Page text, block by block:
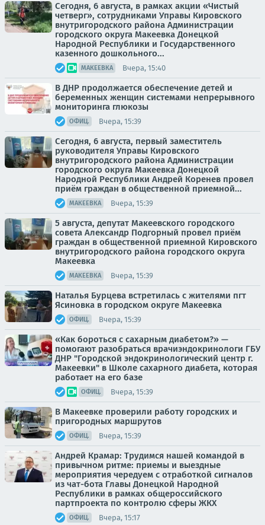
Сегодня, 6 августа, в рамках акции «Чистый
четверг», сотрудниками Управы Кировского
внутригородского района Администрации
городского округа Макеевка Донецкой
Народной Республики и Государственного
казенного дошкольного...
МАКЕЕВКА Вчера, 15:40
В ДНР продолжается обеспечение детей и
беременных женщин системами непрерывного
мониторинга глюкозы
ОФИЦ. Вчера, 15:39
Сегодня, 6 августа, первый заместитель
руководителя Управы Кировского
внутригородского района Администрации
городского округа Макеевка Донецкой
Народной Республики Андрей Коренев провел
приём граждан в общественной приемной...
МАКЕЕВКА Вчера, 15:39
5 августа, депутат Макеевского городского
совета Александр Подгорный провел приём
граждан в общественной приемной Кировского
внутригородского района городского округа
Макеевка
МАКЕЕВКА Вчера, 15:39
Наталья Бурцева встретилась с жителями пгт
Ясиновка в городском округе Макеевка
ОФИЦ. Вчера, 15:39
«Как бороться с сахарным диабетом?» —
помогают разобраться врачиэндокринологи ГБУ
ДНР "Городской эндокринологический центр г.
Макеевки" в Школе сахарного диабета, которая
работает на его базе
ОФИЦ. Вчера, 15:39
В Макеевке проверили работу городских и
пригородных маршрутов
ОФИЦ. Вчера, 15:39
Андрей Крамар: Трудимся нашей командой в
привычном ритме: приемы и выездные
мероприятия чередуем с отработкой сигналов
из чат-бота Главы Донецкой Народной
Республики в рамках общероссийского
партпроекта по контролю сферы ЖКХ
ОФИЦ. Вчера, 15:17